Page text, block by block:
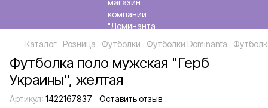
Каталог Розница Футболки Футболки Dominanta
Футболка поло мужская "Герб
Украины", желтая
Артикул: 1422167837 Оставить отзыв